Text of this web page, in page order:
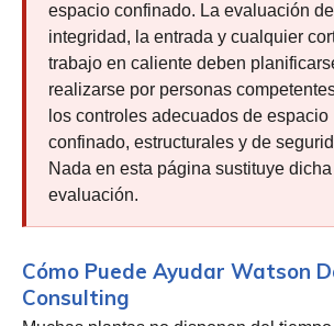
espacio confinado. La evaluación de
integridad, la entrada y cualquier
trabajo en caliente deben
realizarse por personas
los controles adecuados de espacio
confinado, estructurales y de
Nada en esta página sustituye dicha
evaluación.
Cómo Puede Ayudar Watson
Consulting